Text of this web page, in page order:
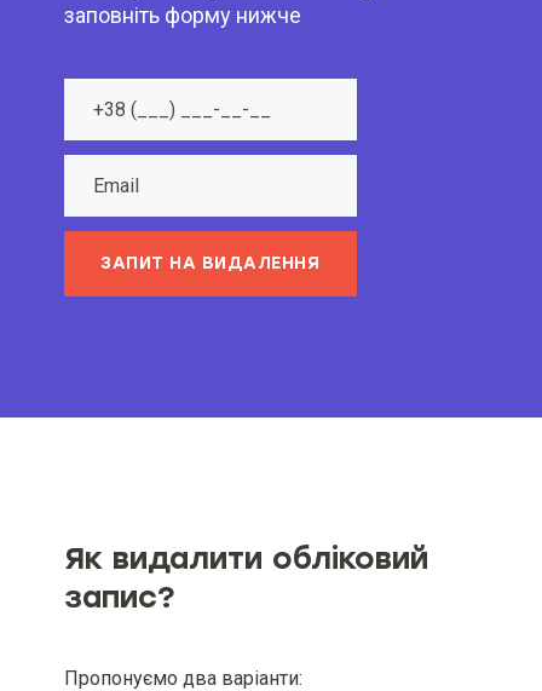
заповніть форму нижче
ЗАПИТ НА ВИДАЛЕННЯ
Як видалити обліковий
запис?
Пропонуємо два варіанти: